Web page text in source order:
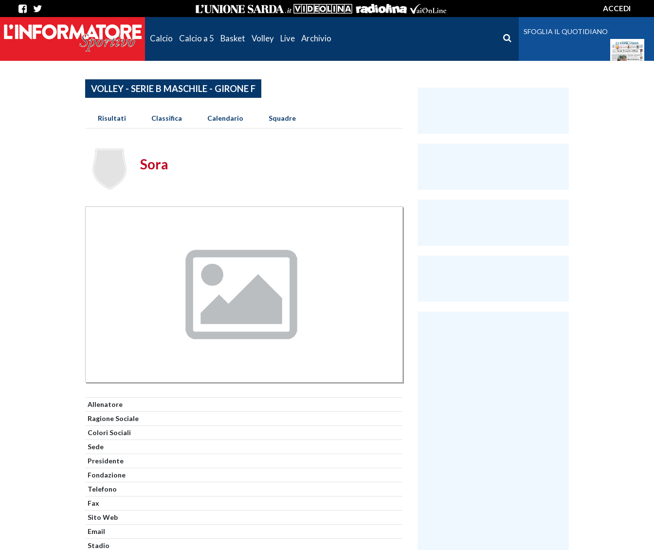
ACCEDI
Calcio Calcio a 5 Basket Volley Live Archivio
SFOGLIA IL QUOTIDIANO
VOLLEY - SERIE B MASCHILE - GIRONE F
Risultati Classifica Calendario Squadre
Sora
Allenatore
Ragione Sociale
Colori Sociali
Sede
Presidente
Fondazione
Telefono
Fax
Sito Web
Email
Stadio